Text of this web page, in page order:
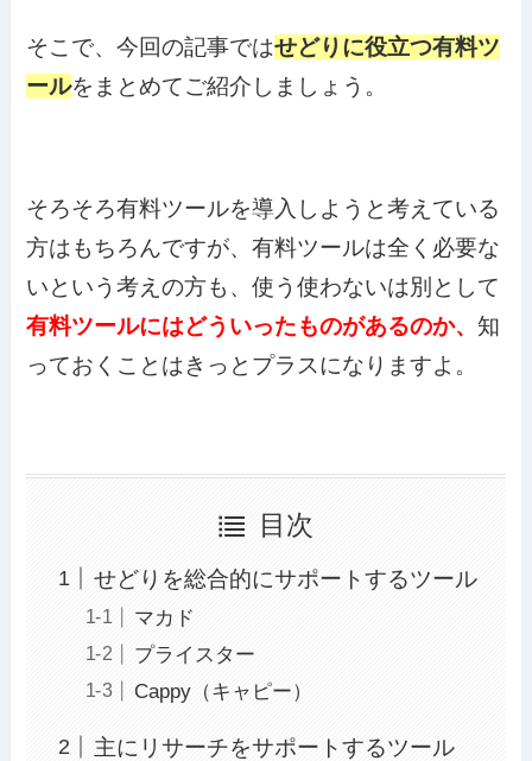
そこで、今回の記事ではせどりに役立つ有料ツ
ールをまとめてご紹介しましょう。
そろそろ有料ツールを導入しようと考えている
方はもちろんですが、有料ツールは全く必要な
いという考えの方も、使う使わないは別として
有料ツールにはどういったものがあるのか、知
っておくことはきっとプラスになりますよ。
目次
せどりを総合的にサポートするツール
マカド
プライスター
Cappy（キャピー）
主にリサーチをサポートするツール